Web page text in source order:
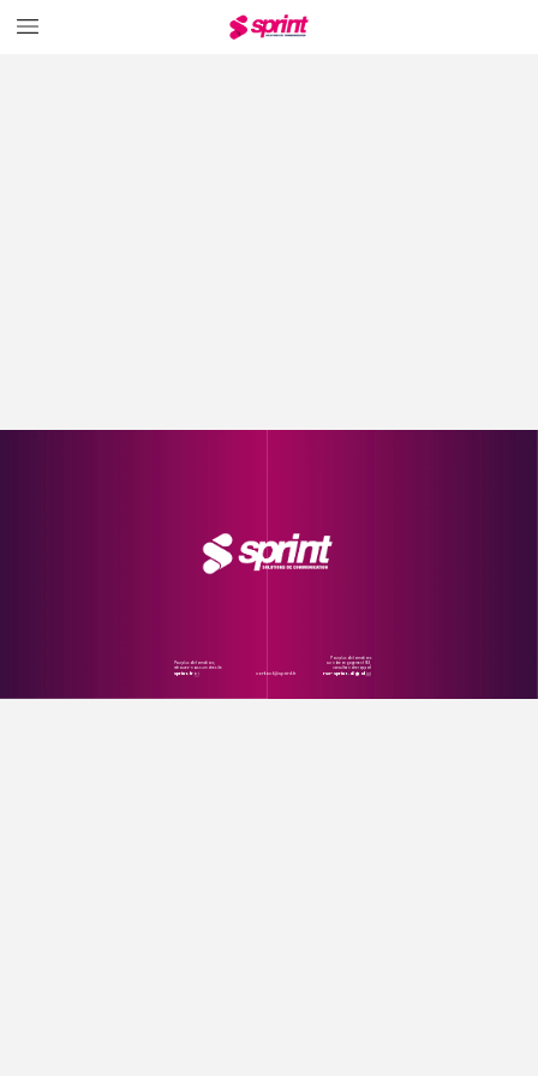
Pour plus
d’informations,
retrouvez-noussurnotresite
sprint.fr ici contact@sprint.fr
Pour plus
d’informations
sur notre engagement RSE,
consultez notrerapport
rse-sprint.digital ici